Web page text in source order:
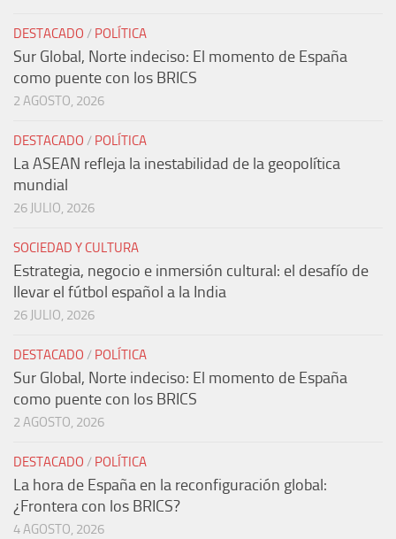
DESTACADO / POLÍTICA
Sur Global, Norte indeciso: El momento de España
como puente con los BRICS
2 AGOSTO, 2026
DESTACADO / POLÍTICA
La ASEAN refleja la inestabilidad de la geopolítica
mundial
26 JULIO, 2026
SOCIEDAD Y CULTURA
Estrategia, negocio e inmersión cultural: el desafío de
llevar el fútbol español a la India
26 JULIO, 2026
DESTACADO / POLÍTICA
Sur Global, Norte indeciso: El momento de España
como puente con los BRICS
2 AGOSTO, 2026
DESTACADO / POLÍTICA
La hora de España en la reconfiguración global:
¿Frontera con los BRICS?
4 AGOSTO, 2026